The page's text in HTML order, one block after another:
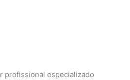
profissional especializado